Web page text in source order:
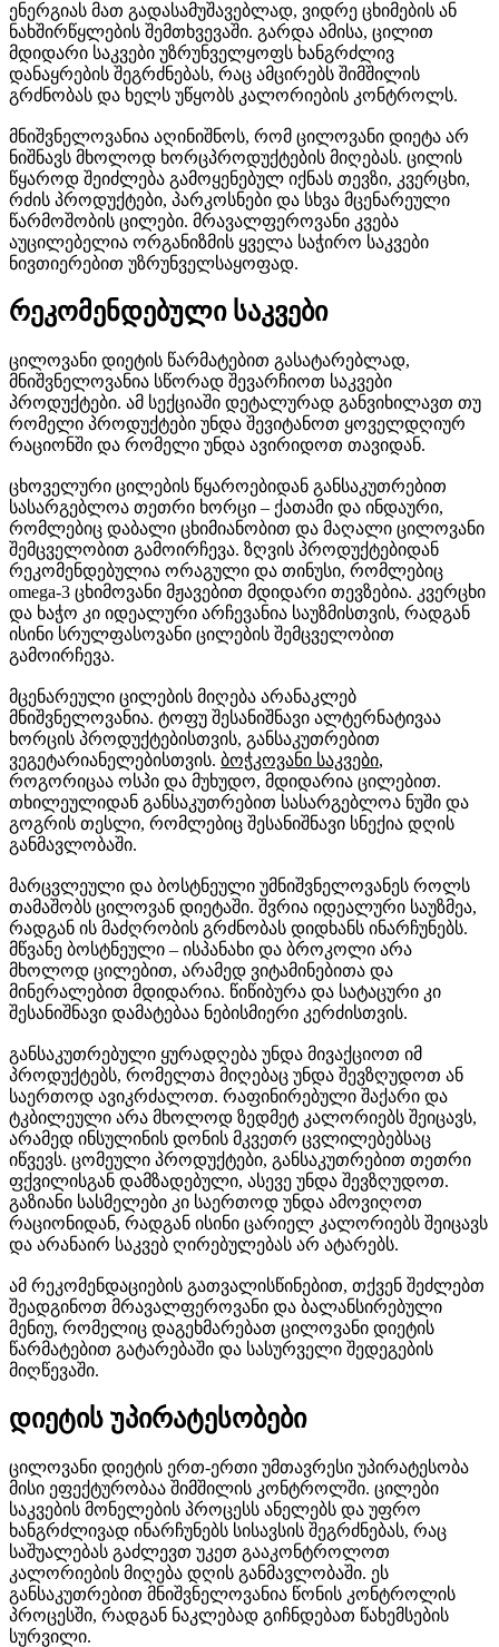
ენერგიას მათ გადასამუშავებლად, ვიდრე ცხიმების ან
ნახშირწყლების შემთხვევაში. გარდა ამისა, ცილით
მდიდარი საკვები უზრუნველყოფს ხანგრძლივ
დანაყრების შეგრძნებას, რაც ამცირებს შიმშილის
გრძნობას და ხელს უწყობს კალორიების კონტროლს.
მნიშვნელოვანია აღინიშნოს, რომ ცილოვანი დიეტა არ
ნიშნავს მხოლოდ ხორცპროდუქტების მიღებას. ცილის
წყაროდ შეიძლება გამოყენებულ იქნას თევზი, კვერცხი,
რძის პროდუქტები, პარკოსნები და სხვა მცენარეული
წარმოშობის ცილები. მრავალფეროვანი კვება
აუცილებელია ორგანიზმის ყველა საჭირო საკვები
ნივთიერებით უზრუნველსაყოფად.
რეკომენდებული საკვები
ცილოვანი დიეტის წარმატებით გასატარებლად,
მნიშვნელოვანია სწორად შევარჩიოთ საკვები
პროდუქტები. ამ სექციაში დეტალურად განვიხილავთ თუ
რომელი პროდუქტები უნდა შევიტანოთ ყოველდღიურ
რაციონში და რომელი უნდა ავირიდოთ თავიდან.
ცხოველური ცილების წყაროებიდან განსაკუთრებით
სასარგებლოა თეთრი ხორცი – ქათამი და ინდაური,
რომლებიც დაბალი ცხიმიანობით და მაღალი ცილოვანი
შემცველობით გამოირჩევა. ზღვის პროდუქტებიდან
რეკომენდებულია ორაგული და თინუსი, რომლებიც
omega-3 ცხიმოვანი მჟავებით მდიდარი თევზებია. კვერცხი
და ხაჭო კი იდეალური არჩევანია საუზმისთვის, რადგან
ისინი სრულფასოვანი ცილების შემცველობით
გამოირჩევა.
მცენარეული ცილების მიღება არანაკლებ
მნიშვნელოვანია. ტოფუ შესანიშნავი ალტერნატივაა
ხორცის პროდუქტებისთვის, განსაკუთრებით
ვეგეტარიანელებისთვის. ბოჭკოვანი საკვები,
როგორიცაა ოსპი და მუხუდო, მდიდარია ცილებით.
თხილეულიდან განსაკუთრებით სასარგებლოა ნუში და
გოგრის თესლი, რომლებიც შესანიშნავი სნექია დღის
განმავლობაში.
მარცვლეული და ბოსტნეული უმნიშვნელოვანეს როლს
თამაშობს ცილოვან დიეტაში. შვრია იდეალური საუზმეა,
რადგან ის მაძღრობის გრძნობას დიდხანს ინარჩუნებს.
მწვანე ბოსტნეული – ისპანახი და ბროკოლი არა
მხოლოდ ცილებით, არამედ ვიტამინებითა და
მინერალებით მდიდარია. წიწიბურა და სატაცური კი
შესანიშნავი დამატებაა ნებისმიერი კერძისთვის.
განსაკუთრებული ყურადღება უნდა მივაქციოთ იმ
პროდუქტებს, რომელთა მიღებაც უნდა შევზღუდოთ ან
საერთოდ ავიკრძალოთ. რაფინირებული შაქარი და
ტკბილეული არა მხოლოდ ზედმეტ კალორიებს შეიცავს,
არამედ ინსულინის დონის მკვეთრ ცვლილებებსაც
იწვევს. ცომეული პროდუქტები, განსაკუთრებით თეთრი
ფქვილისგან დამზადებული, ასევე უნდა შევზღუდოთ.
გაზიანი სასმელები კი საერთოდ უნდა ამოვიღოთ
რაციონიდან, რადგან ისინი ცარიელ კალორიებს შეიცავს
და არანაირ საკვებ ღირებულებას არ ატარებს.
ამ რეკომენდაციების გათვალისწინებით, თქვენ შეძლებთ
შეადგინოთ მრავალფეროვანი და ბალანსირებული
მენიუ, რომელიც დაგეხმარებათ ცილოვანი დიეტის
წარმატებით გატარებაში და სასურველი შედეგების
მიღწევაში.
დიეტის უპირატესობები
ცილოვანი დიეტის ერთ-ერთი უმთავრესი უპირატესობა
მისი ეფექტურობაა შიმშილის კონტროლში. ცილები
საკვების მონელების პროცესს ანელებს და უფრო
ხანგრძლივად ინარჩუნებს სისავსის შეგრძნებას, რაც
საშუალებას გაძლევთ უკეთ გააკონტროლოთ
კალორიების მიღება დღის განმავლობაში. ეს
განსაკუთრებით მნიშვნელოვანია წონის კონტროლის
პროცესში, რადგან ნაკლებად გიჩნდებათ წახემსების
სურვილი.